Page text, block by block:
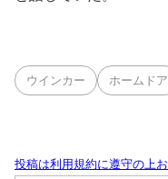
ウインカー ホームドア